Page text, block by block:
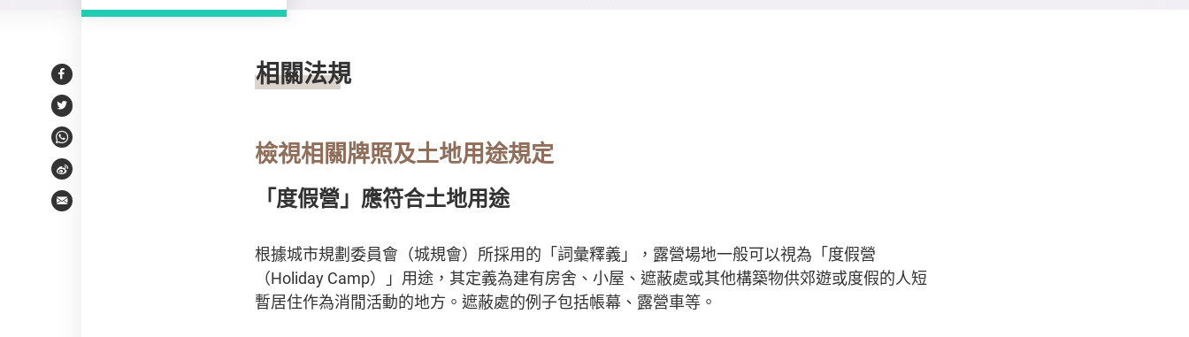
Facebook
Twitter
WhatsApp
Weibo
Email
相關法規
相關法規
檢視相關牌照及土地用途規定
「度假營」應符合土地用途
根據城市規劃委員會（城規會）所採用的「詞彙釋義」，露營場地一般可以視為「度假營
（Holiday Camp）」用途，其定義為建有房舍、小屋、遮蔽處或其他構築物供郊遊或度假的人短
暫居住作為消閒活動的地方。遮蔽處的例子包括帳幕、露營車等。